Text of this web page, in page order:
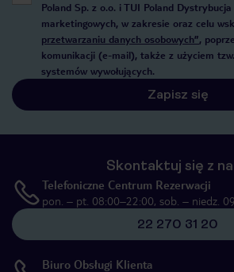
Poland Sp. z o.o. i TUI Poland
marketingowych, w zakresie oraz celu
przetwarzaniu danych osobowych”,
komunikacji (e-mail), także z użyciem
systemów wywołujących.
Zapisz się
Skontaktuj się z
Telefoniczne Centrum Rezerwacji
pon. – pt. 08:00–22:00, sob. – niedz.
22 270 31 20
Biuro Obsługi Klienta